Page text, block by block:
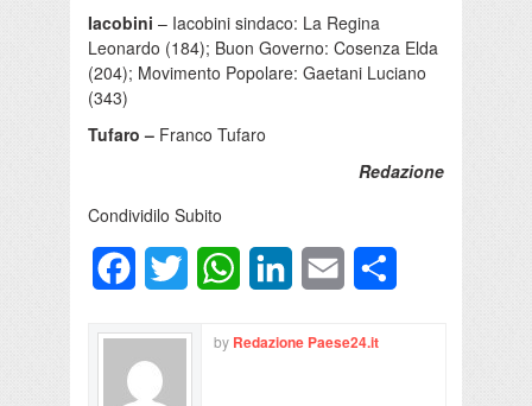
Iacobini – Iacobini sindaco: La Regina
Leonardo (184); Buon Governo: Cosenza Elda
(204); Movimento Popolare: Gaetani Luciano
(343)
Tufaro – Franco Tufaro
Redazione
Condividilo Subito
FacebookTwitter WhatsAppLinkedInEmail
by Redazione Paese24.it